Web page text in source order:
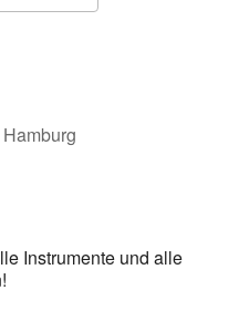
Instrumente und alle